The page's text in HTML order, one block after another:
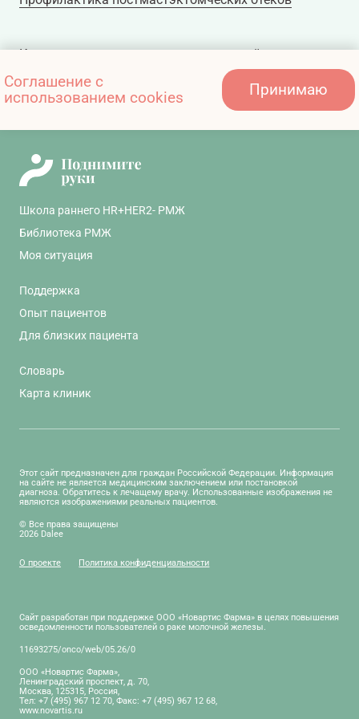
Комплекс для ликвидации последствий
нейротоксичности и ограничения подвижности
плечевого сустава
Школа раннего HR+HER2- РМЖ
Библиотека РМЖ
Моя ситуация
Поддержка
Опыт пациентов
Для близких пациента
Словарь
Карта клиник
Этот сайт предназначен для граждан Российской Федерации. Информация
на сайте не является медицинским заключением или постановкой
диагноза. Обратитесь к лечащему врачу. Использованные изображения не
являются изображениями реальных пациентов.
© Все права защищены
2026 Dalee
О проекте Политика конфиденциальности
Сайт разработан при поддержке ООО «Новартис Фарма» в целях повышения
осведомленности пользователей о раке молочной железы.
11693275/onco/web/05.26/0
ООО «Новартис Фарма»,
Ленинградский проспект, д. 70,
Москва, 125315, Россия,
Тел: +7 (495) 967 12 70, Факс: +7 (495) 967 12 68,
www.novartis.ru
Соглашение с
использованием cookies
Принимаю